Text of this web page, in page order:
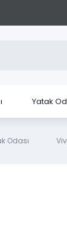
Yatak
Odası